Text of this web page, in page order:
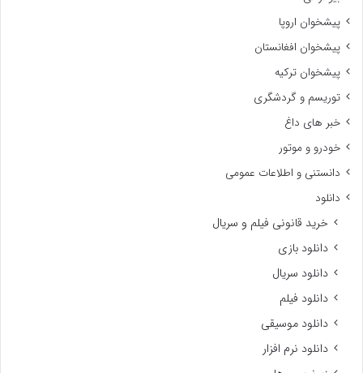
پیشخوان اروپا
پیشخوان افغانستان
پیشخوان ترکیه
توریسم و گردشگری
خبر های داغ
خودرو و موتور
دانستنی و اطلاعات عمومی
دانلود
خرید قانونی فیلم و سریال
دانلود بازی
دانلود سریال
دانلود فیلم
دانلود موسیقی
دانلود نرم افزار